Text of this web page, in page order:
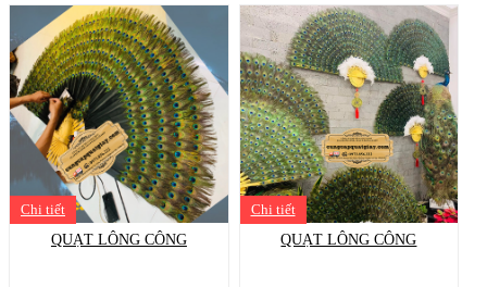
Chi tiết
QUẠT LÔNG CÔNG
Chi tiết
QUẠT LÔNG CÔNG